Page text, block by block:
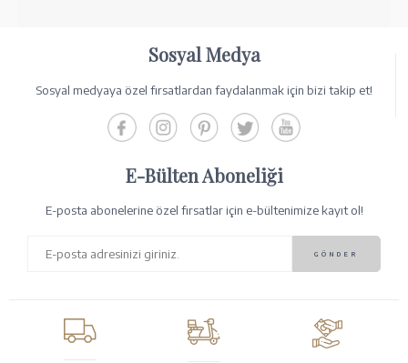
Sosyal Medya
Sosyal medyaya özel fırsatlardan faydalanmak için bizi takip et!
E-Bülten Aboneliği
E-posta abonelerine özel fırsatlar için e-bültenimize kayıt ol!